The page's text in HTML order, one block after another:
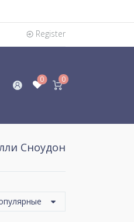
Register
0 0
Сноудон